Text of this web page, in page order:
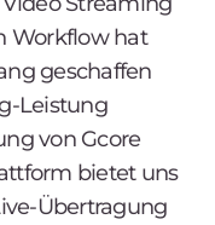
Workflow hat
geschaffen
Leistung
von Gcore
bietet uns
Übertragung